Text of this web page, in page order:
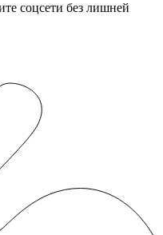
соцсети без лишней